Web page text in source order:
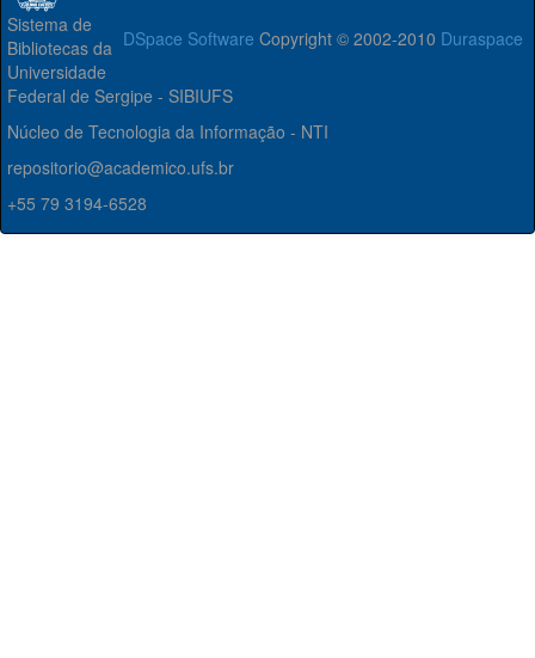
DSpace Software Copyright © 2002-2010 Duraspace
Sistema de
Bibliotecas da
Universidade
Federal de Sergipe - SIBIUFS
Núcleo de Tecnologia da Informação - NTI
repositorio@academico.ufs.br
+55 79 3194-6528